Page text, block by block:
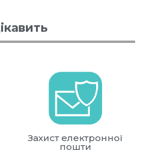
Захист електронної
пошти